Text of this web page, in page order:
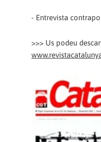
- Entrevista
>>> Us podeu